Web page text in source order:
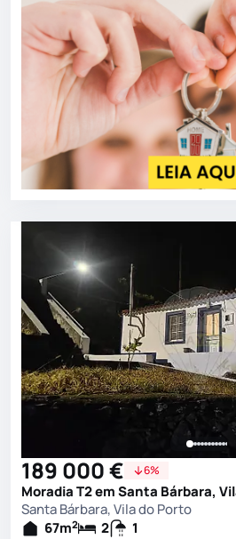
189 000 € 6%
Moradia T2 em Santa Bárbara,
Santa Bárbara, Vila do Porto
67m2 2 1